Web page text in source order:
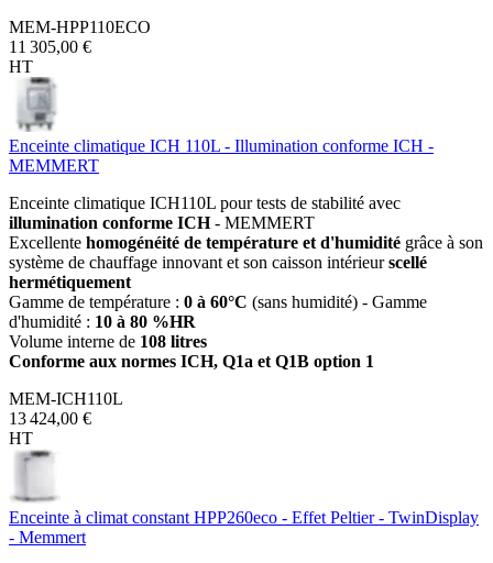
MEM-HPP110ECO
11 305,00 €
HT
Enceinte climatique ICH 110L - Illumination conforme ICH -
MEMMERT
Enceinte climatique ICH110L pour tests de stabilité avec
illumination conforme ICH- MEMMERT
Excellente homogénéité de température et d'humidité grâce à son
système de chauffage innovant et son caisson intérieurscellé
hermétiquement
Gamme de température : 0 à 60°C (sans humidité) - Gamme
d'humidité : 10 à 80 %HR
Volume interne de 108 litres
Conforme aux normes ICH, Q1a et Q1B option 1
MEM-ICH110L
13 424,00 €
HT
Enceinte à climat constant HPP260eco - Effet Peltier - TwinDisplay
- Memmert